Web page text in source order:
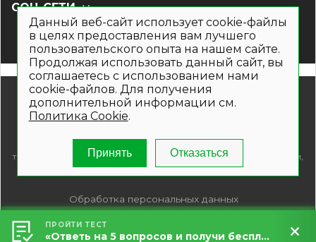
СОЦ СЕТИ
© 2019- 2026. Общество с ограниченной ответственностью
«Кронекс»
Информация на сайте носит рекламно-информационный
товаров и (или) услуг , пожалуйста, обращайтесь по телефонам,
указанным на сайте.
Обработка персональных данных
Данный веб-сайт использует cookie-файлы
в целях предоставления вам лучшего
пользовательского опыта на нашем сайте.
Продолжая использовать данный сайт, вы
соглашаетесь с использованием нами
cookie-файлов. Для получения
дополнительной информации см.
Политика Cookie.
Принять Отказаться
ПРОЙТИ ТЕСТ
«Ответь на 5 вопросов и получи бесплатный расчет террасы за 5 минут!»